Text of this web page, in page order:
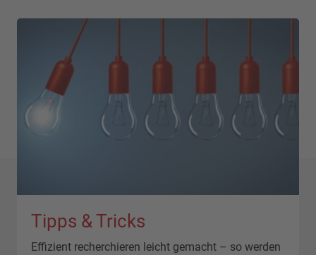
Tipps & Tricks
Effizient recherchieren leicht gemacht – so werden